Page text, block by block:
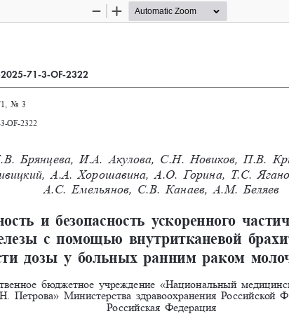
Zoom
Zoom
71-3-OF-2322
No 3
OF-2322
Брянцева, И.А. Акулова, С.Н. Новиков, П.В.
А.А.
Хорошавина, А.О. Горина, Т.С.
А.С.    Емельянов, С.В. Канаев, А.М. Беляев
и  безопасность  ускоренного
с  помощью  внутритканевой
дозы  у  больных  ранним  раком
бюджетное учреждение «Национальный
Петрова» Министерства здравоохранения Российской
Российская Федерация